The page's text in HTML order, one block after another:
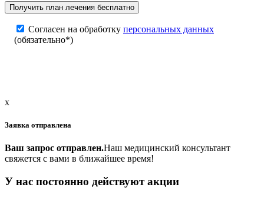
Согласен на обработку персональных данных
(обязательно*)
x
Заявка отправлена
Ваш запрос отправлен.Наш медицинский консультант
свяжется с вами в ближайшее время!
У нас постоянно действуют акции